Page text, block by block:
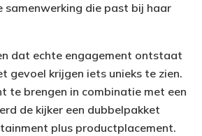
samenwerking die past bij haar
dat echte engagement ontstaat
gevoel krijgen iets unieks te zien.
te brengen in combinatie met een
de kijker een dubbelpakket
plus productplacement.